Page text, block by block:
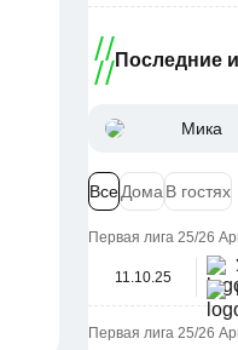
Последние
Мика
ВсеДома В гостях
Первая лига 25/26
11.10.25
Первая лига 25/26